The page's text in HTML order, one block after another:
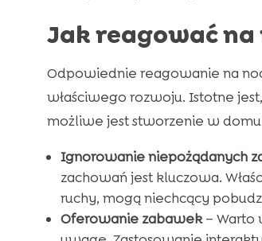
Jak reagować
Odpowiednie reagowanie na
właściwego rozwoju. Istotne
możliwe jest stworzenie w
Ignorowanie niepożądanych
zachowań jest kluczowa.
ruchy, mogą niechcący
Oferowanie zabawek– Warto